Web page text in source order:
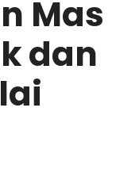
Mas
dan